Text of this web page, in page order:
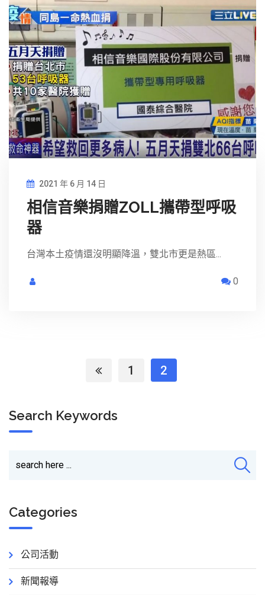
2021 年 6 月 14 日
相信音樂捐贈ZOLL攜帶型呼吸
器
台灣本土疫情還沒明顯降溫，雙北市更是熱區...
0
1 2
Search Keywords
Categories
公司活動
新聞報導